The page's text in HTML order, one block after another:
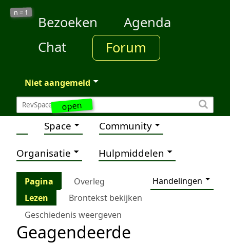
open
n = 1
Bezoeken
Agenda
Chat
Forum
Niet aangemeld
Space Community
Organisatie Hulpmiddelen
Pagina Overleg
Handelingen
Lezen
Brontekst bekijken
Geschiedenis weergeven
Geagendeerde